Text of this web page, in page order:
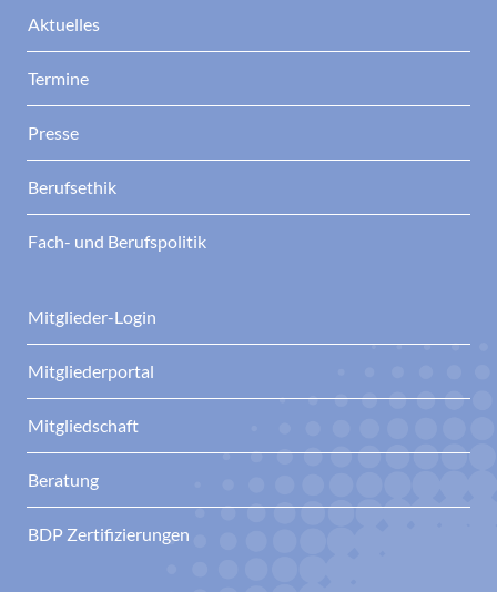
Aktuelles
Termine
Presse
Berufsethik
Fach- und Berufspolitik
Mitglieder-Login
Mitgliederportal
Mitgliedschaft
Beratung
BDP Zertifizierungen